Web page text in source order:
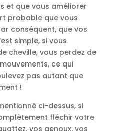
et que vous améliorer
probable que vous
conséquent, que vos
simple, si vous
cheville, vous perdez de
ce qui
pas autant que
!
ci-dessus, si
fléchir votre
vos genoux, vos